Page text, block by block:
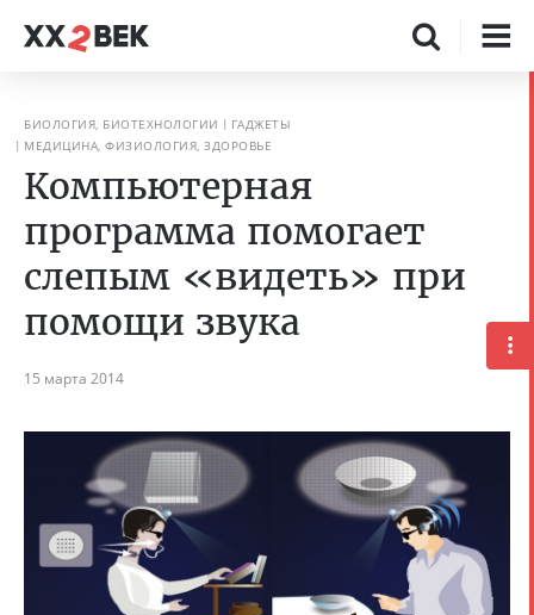
БИОЛОГИЯ, БИОТЕХНОЛОГИИ
ГАДЖЕТЫ
МЕДИЦИНА, ФИЗИОЛОГИЯ, ЗДОРОВЬЕ
Компьютерная
программа помогает
слепым «видеть» при
помощи звука
15 марта 2014